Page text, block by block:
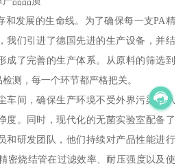
和发展的生命线。为了确保每一支PA精
我们引进了德国先进的生产设备，并结
成了完善的生产体系。从原料的筛选到
测，每一个环节都严格把关。
车间，确保生产环境不受外界污染，从
度。同时，现代化的无菌实验室配备了
和研发团队，他们持续对产品性能进行
密烧结管在过滤效率、耐压强度以及使